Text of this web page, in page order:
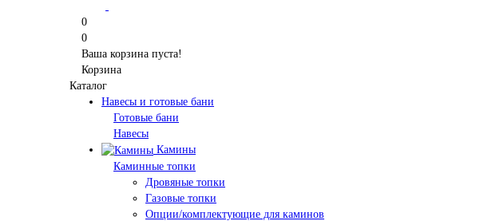
0
0
Ваша корзина пуста!
Корзина
Каталог
Навесы и готовые бани
Готовые бани
Навесы
Камины
Каминные топки
Дровяные топки
Газовые топки
Опции/комплектующие для каминов